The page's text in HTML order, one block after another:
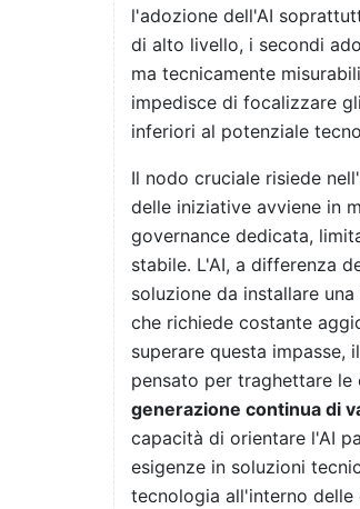
l'adozione dell'AI
di alto livello, i secondi
ma tecnicamente
impedisce di focalizzare
inferiori al potenziale
Il nodo cruciale risiede
delle iniziative avviene in
governance dedicata,
stabile. L'AI, a differenza
soluzione da installare
che richiede costante
superare questa
pensato per traghettare
generazione continua di
capacità di orientare l'AI
esigenze in soluzioni
tecnologia all'interno